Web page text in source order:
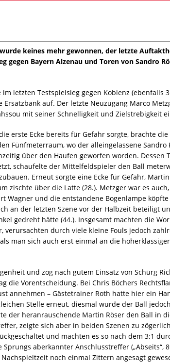
keines mehr gewonnen, der letzte
gegen Bayern Alzenau und Toren von Sandro
letzten Testspielsieg gegen Koblenz (ebenfalls
auf. Der letzte Neuzugang Marco
mit seiner Schnelligkeit und Zielstrebigkeit
erste Ecke bereits für Gefahr sorgte, brachte
Fünfmeterraum, wo der alleingelassene
über den Haufen geworfen worden. Dessen
schaufelte der Mittelfeldspieler den Ball
Erneut sorgte eine Ecke für Gefahr,
zischte über die Latte (28.). Metzger war es
Wagner und die entstandene Bogenlampe
an der letzten Szene vor der Halbzeit beteiligt
gedreht hätte (44.). Insgesamt machten die
verursachten durch viele kleine Fouls jedoch
man sich auch erst einmal an die
und zog nach gutem Einsatz von Schürg
die Vorentscheidung. Bei Chris Böchers
annehmen – Gästetrainer Roth hatte hier ein
Stelle erneut, diesmal wurde der Ball
der heranrauschende Martin Röser den Ball in
zeigte sich aber in beiden Szenen zu
und machten es so nach dem 3:1
aberkannter Anschlusstreffer („Abseits“,
noch einmal Zittern angesagt